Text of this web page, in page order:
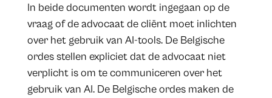
In beide documenten wordt ingegaan op de
vraag of de advocaat de cliënt moet inlichten
over het gebruik van AI-tools. De Belgische
ordes stellen expliciet dat de advocaat niet
verplicht is om te communiceren over het
gebruik van AI. De Belgische ordes maken de